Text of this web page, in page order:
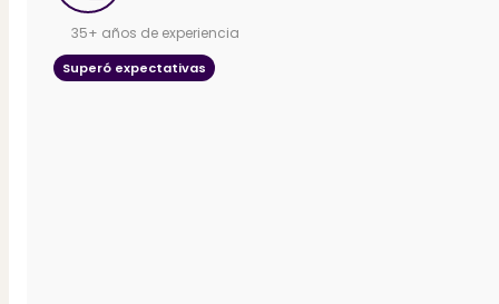
35+ años de experiencia
Superó expectativas